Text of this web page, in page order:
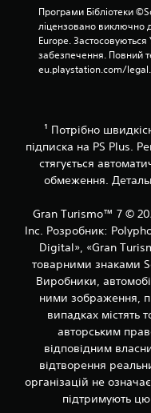
і
б
р
а
ц
о
н
т
о
е
р
а
/
е
н
с
о
р
н
и
й
в
и
н
и
т
и
о
в
и
й
п
о
е
с
а
б
о
к
н
е
м
а
т
Програми Бібліотеки
ліцензовано виключно
Europe.
забезпечення. Повний
eu.playstation.com/legal.
¹ Потрібно
підписка на PS Plus.
стягується
обмеження.
Gran Turismo™ 7 ©
Inc. Розробник:
Digital», «Gran
товарними знаками
Виробники,
ними зображення,
випадках містять
авторським
відповідним
відтворення
організацій не
підтримують